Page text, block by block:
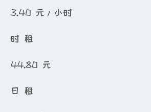
3.40 元/小时
时 租
44.80 元
日 租